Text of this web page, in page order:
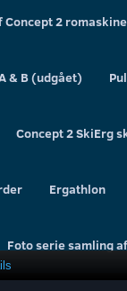
2 romaskine
& B (udgået)
Concept 2 SkiErg
Ergathlon
Foto serie samling